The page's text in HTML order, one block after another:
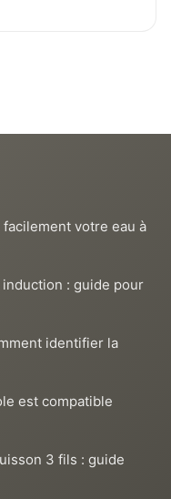
votre eau à
: guide pour
identifier la
est compatible
3 fils : guide